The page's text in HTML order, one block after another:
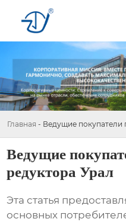
Главная - Ведущие покупатели
Ведущие
редуктора Урал
Эта статья
основных